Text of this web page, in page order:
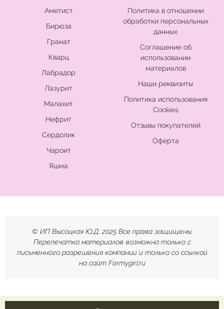
Аметист
Бирюза
Гранат
Кварц
Лабрадор
Лазурит
Малахит
Нефрит
Сердолик
Чароит
Яшма
Политика в отношении
обработки персональных
данных
Соглашение об
использовании
материалов
Наши реквизиты
Политика использования
Cookies
Отзывы покупателей
Оферта
© ИП Высоцкая Ю.Д. 2025 Все права защищены.
Перепечатка материалов возможна только с
письменного разрешения компании и только со ссылкой
на сайт Formygirl.ru